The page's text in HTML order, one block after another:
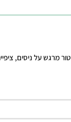
טור מרגש על ניסים,